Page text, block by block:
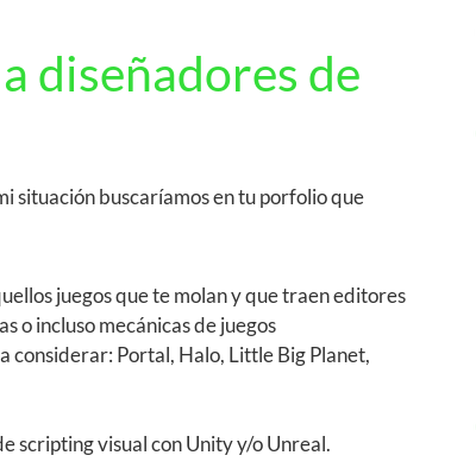
diseñadores de
situación buscaríamos en tu porfolio que
juegos que te molan y que traen editores
o incluso mecánicas de juegos
considerar: Portal, Halo, Little Big Planet,
scripting visual con Unity y/o Unreal.